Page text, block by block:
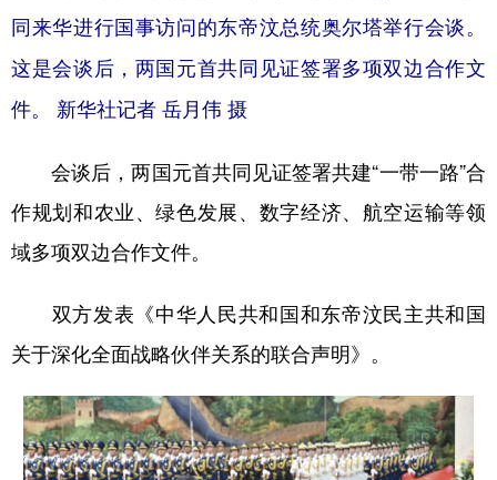
同来华进行国事访问的东帝汶总统奥尔塔举行会谈。
这是会谈后，两国元首共同见证签署多项双边合作文
件。 新华社记者 岳月伟 摄
会谈后，两国元首共同见证签署共建“一带一路”合
作规划和农业、绿色发展、数字经济、航空运输等领
域多项双边合作文件。
双方发表《中华人民共和国和东帝汶民主共和国
关于深化全面战略伙伴关系的联合声明》。